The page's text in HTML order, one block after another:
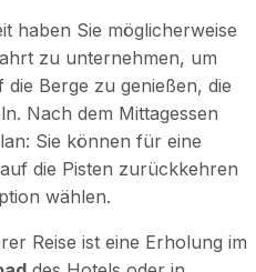
haben Sie möglicherweise
zu unternehmen, um
Berge zu genießen, die
Nach dem Mittagessen
Sie können für eine
die Pisten zurückkehren
wählen.
Reise ist eine Erholung im